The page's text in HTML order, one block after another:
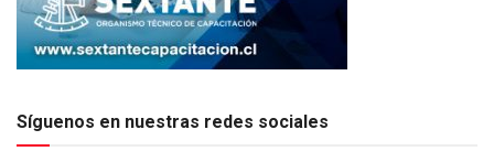
Síguenos en nuestras redes sociales